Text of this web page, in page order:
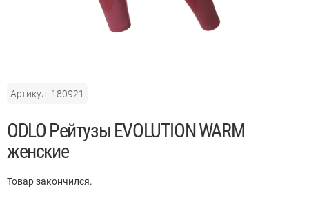
Артикул: 180921
ODLO Рейтузы EVOLUTION WARM
женские
Товар закончился.